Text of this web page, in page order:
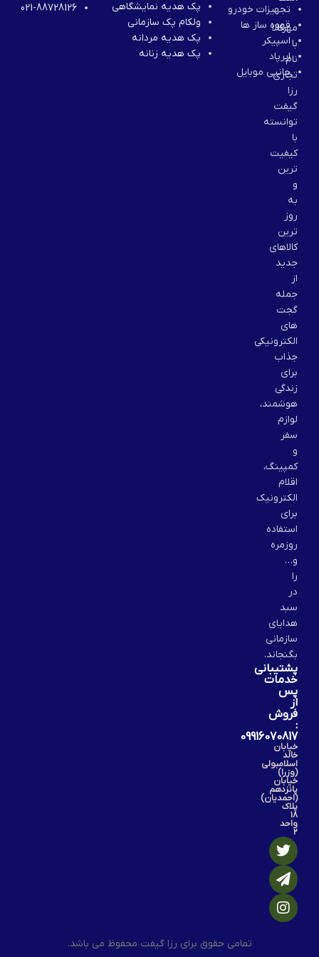
مهرکالا
با
نام
تجاری
رزا
گیفت
توانسته
با
کیفیت
ترین
و
به
روز
ترین
کالاهای
جدید
از
جمله
گجت
های
الکترونیکی
جذاب
برای
زندگی
هوشمند،
لوازم
سفر
و
کمپینگ،
اقلام
الکترونیک
برای
استفاده
روزمره
و…
را
در
سبد
هدایای
سازمانی
بگنجاند.
پشتیبانی
خدمات
پس
از
فروش
:
09916070817
خیابان
خالد
اسلامبولی
(وزرا)
خیابان
پانزدهم
(احمدیان)
پلاک
۱۸
واحد
۲
تجهیزات خودرو
قهوه ساز ها
اسپیکر
ایرپاد
جانبی موبایل
پک هدیه نمایشگاهی
ولکام پک سازمانی
پک هدیه مردانه
پک هدیه زنانه
021-88728126
تمامی حقوق برای رزا گیفت محفوظ می باشد.